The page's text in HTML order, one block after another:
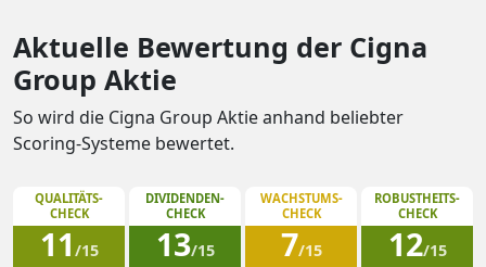
Aktuelle Bewertung der Cigna
Group Aktie
So wird die Cigna Group Aktie anhand beliebter
Scoring-Systeme bewertet.
QUALITÄTS-
CHECK
11 /15
DIVIDENDEN-
CHECK
13/15
WACHSTUMS-
CHECK
7/15
ROBUSTHEITS-
CHECK
12/15